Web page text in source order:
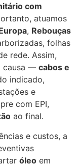
com
atuamos
, Rebouças
folhas
rede. Assim,
causa — cabos e
indicado,
e
com EPI,
ao final.
e custos, a
óleo em